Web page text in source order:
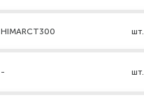
HIMARCT300 шт.
- шт.